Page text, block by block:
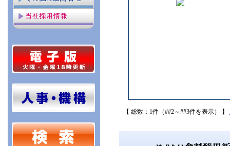
【 総数：1件（##2～##3件を表示） 】